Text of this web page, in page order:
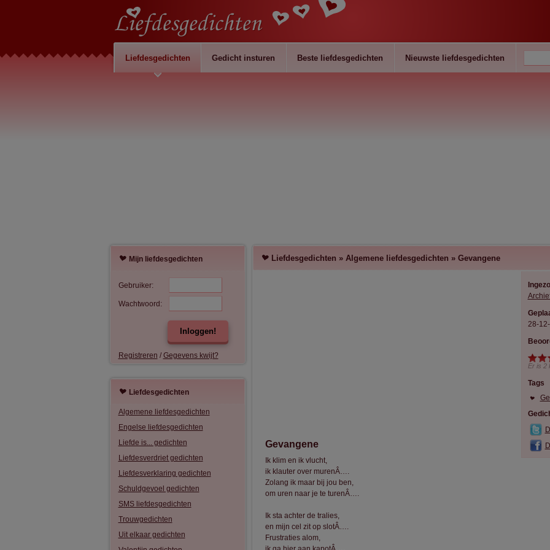
Liefdesgedichten Gedicht insturen Beste liefdesgedichten Nieuwste liefdesgedichten
Mijn liefdesgedichten
Gebruiker:
Wachtwoord:
Inloggen!
Registreren / Gegevens kwijt?
Liefdesgedichten
Algemene liefdesgedichten
Engelse liefdesgedichten
Liefde is... gedichten
Liefdesverdriet gedichten
Liefdesverklaring gedichten
Schuldgevoel gedichten
SMS liefdesgedichten
Trouwgedichten
Uit elkaar gedichten
Liefdesgedichten » Algemene liefdesgedichten » Gevangene
28-
Er is 2
Tags
Gevangene
Ik klim en ik vlucht,
ik klauter over murenÂ….
Zolang ik maar bij jou ben,
om uren naar je te turenÂ….
Ik sta achter de tralies,
en mijn cel zit op slotÂ….
Frustraties alom,